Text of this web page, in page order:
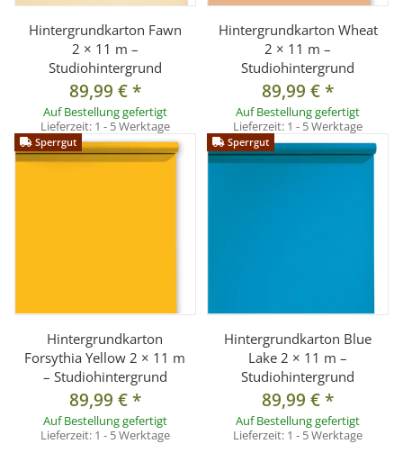
Hintergrundkarton Fawn
2 × 11 m –
Studiohintergrund
89,99 €*
Auf Bestellung gefertigt
Lieferzeit: 1 - 5 Werktage
Hintergrundkarton Wheat
2 × 11 m –
Studiohintergrund
89,99 €*
Auf Bestellung gefertigt
Lieferzeit: 1 - 5 Werktage
Sperrgut
Hintergrundkarton
Forsythia Yellow 2 × 11 m
– Studiohintergrund
89,99 €*
Auf Bestellung gefertigt
Lieferzeit: 1 - 5 Werktage
Sperrgut
Hintergrundkarton Blue
Lake 2 × 11 m –
Studiohintergrund
89,99 €*
Auf Bestellung gefertigt
Lieferzeit: 1 - 5 Werktage